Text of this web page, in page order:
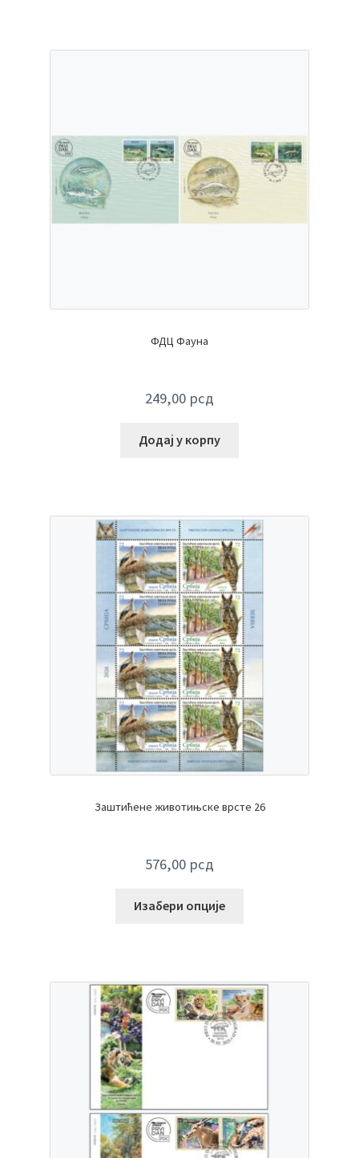
ФДЦ Фауна
249,00 рсд
Додај у корпу
Заштићене животињске врсте 26
576,00 рсд
Изабери опције